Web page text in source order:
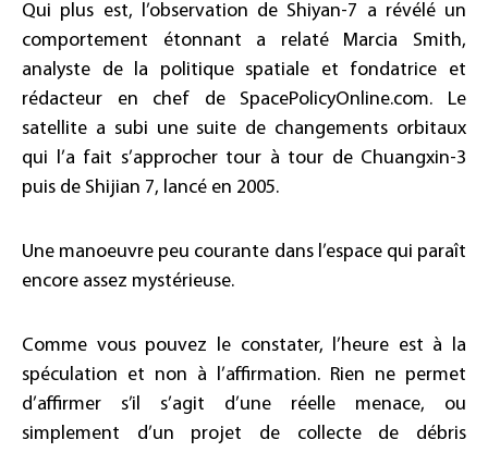
Qui plus est, l’observation de Shiyan-7 a révélé un
comportement étonnant a relaté Marcia Smith,
analyste de la politique spatiale et fondatrice et
rédacteur en chef de SpacePolicyOnline.com. Le
satellite a subi une suite de changements orbitaux
qui l’a fait s’approcher tour à tour de Chuangxin-3
puis de Shijian 7, lancé en 2005.
Une manoeuvre peu courante dans l’espace qui paraît
encore assez mystérieuse.
Comme vous pouvez le constater, l’heure est à la
spéculation et non à l’affirmation. Rien ne permet
d’affirmer s’il s’agit d’une réelle menace, ou
simplement d’un projet de collecte de débris